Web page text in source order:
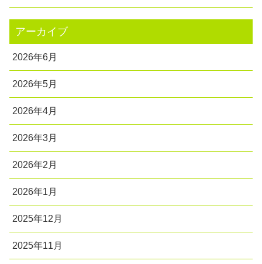
アーカイブ
2026年6月
2026年5月
2026年4月
2026年3月
2026年2月
2026年1月
2025年12月
2025年11月